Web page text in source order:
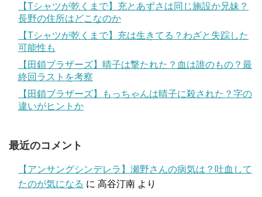
【Tシャツが乾くまで】充とあずさは同じ施設か兄妹？
長野の住所はどこなのか
【Tシャツが乾くまで】充は生きてる？わざと失踪した
可能性も
【田鎖ブラザーズ】晴子は撃たれた？血は誰のもの？最
終回ラストを考察
【田鎖ブラザーズ】もっちゃんは晴子に殺された？字の
違いがヒントか
最近のコメント
【アンサングシンデレラ】瀬野さんの病気は？吐血して
たのが気になる に 高谷汀南 より